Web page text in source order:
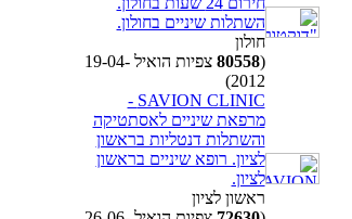
השתלות שיניים בחולון.
חולון
(
80558
צפיות הואיל 19-04-
2012)
SAVION CLINIC -
מרפאת שיניים לאסתטיקה
והשתלות דנטליות בראשון
לציון. רופא שיניים בראשון
לציון.
ראשון לציון